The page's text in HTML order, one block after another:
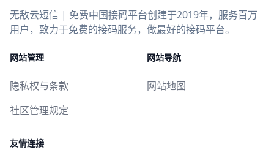
无敌云短信 | 免费中国接码平台创建于2019年，服务百万
用户，致力于免费的接码服务，做最好的接码平台。
网站管理
隐私权与条款
社区管理规定
网站导航
网站地图
友情连接